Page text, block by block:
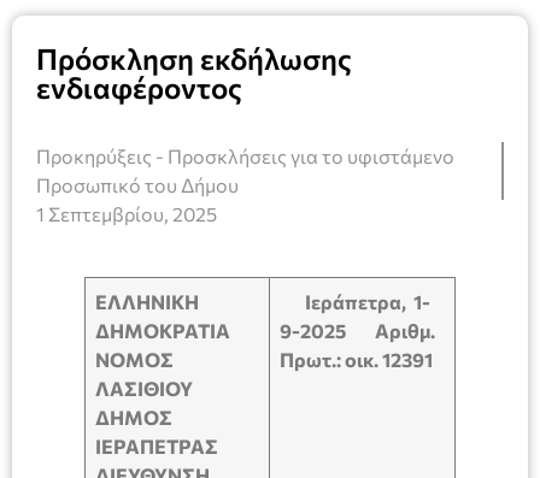
Πρόσκληση εκδήλωσης
ενδιαφέροντος
Προκηρύξεις - Προσκλήσεις για το υφιστάμενο
Προσωπικό του Δήμου
1 Σεπτεμβρίου, 2025
ΕΛΛΗΝΙΚΗ
ΔΗΜΟΚΡΑΤΙΑ
ΝΟΜΟΣ
ΛΑΣΙΘΙΟΥ
ΔΗΜΟΣ
ΙΕΡΑΠΕΤΡΑΣ
Ιεράπετρα, 1-
9-2025
Αριθμ.
Πρωτ.: οικ. 12391